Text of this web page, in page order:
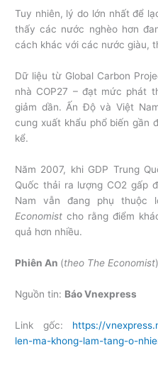
Tuy nhiên, lý do lớn nhất để
thấy các nước nghèo hơn
cách khác với các nước giàu,
Dữ liệu từ Global Carbon
nhà COP27 – đạt mức phát
giảm dần. Ấn Độ và Việt
cung xuất khẩu phổ biến gần
kể.
Năm 2007, khi GDP Trung
Quốc thải ra lượng CO2 gấp
Nam vẫn đang phụ thuộc
Economist cho rằng điểm
quả hơn nhiều.
Phiên An (theo The Economist)
Nguồn tin: Báo Vnexpress
Link gốc: https://
len-ma-khong-lam-tang-o-